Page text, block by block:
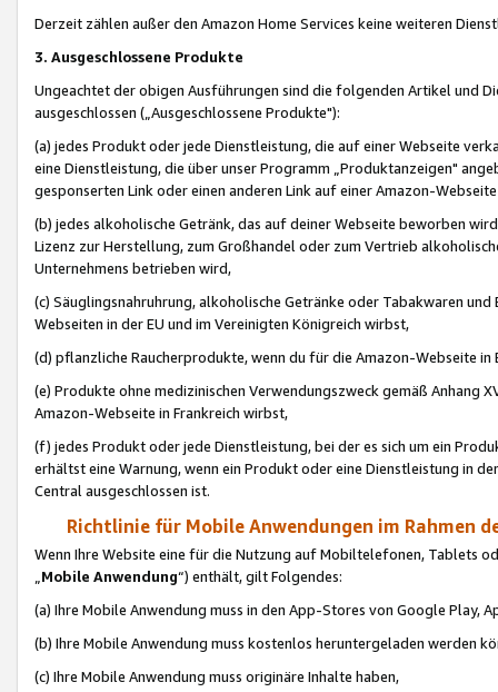
Derzeit zählen außer den Amazon Home Services keine weiteren
3. Ausgeschlossene Produkte
Ungeachtet der obigen Ausführungen sind die folgenden Artikel und
ausgeschlossen („Ausgeschlossene Produkte"):
(a) jedes Produkt oder jede Dienstleistung, die auf einer Webseite
eine Dienstleistung, die über unser Programm „Produktanzeigen"
gesponserten Link oder einen anderen Link auf einer Amazon-
(b) jedes alkoholische Getränk, das auf deiner Webseite beworben
Lizenz zur Herstellung, zum Großhandel oder zum Vertrieb
Unternehmens betrieben wird,
(c) Säuglingsnahruhrung, alkoholische Getränke oder Tabakwaren
Webseiten in der EU und im Vereinigten Königreich wirbst,
(d) pflanzliche Raucherprodukte, wenn du für die Amazon-Webseite in
(e) Produkte ohne medizinischen Verwendungszweck gemäß Anhang
Amazon-Webseite in Frankreich wirbst,
(f) jedes Produkt oder jede Dienstleistung, bei der es sich um ein
erhältst eine Warnung, wenn ein Produkt oder eine Dienstleistung in
Central ausgeschlossen ist.
Richtlinie für Mobile Anwendungen im Rahmen
Wenn Ihre Website eine für die Nutzung auf Mobiltelefonen, Tablets
„Mobile Anwendung“) enthält, gilt Folgendes:
(a) Ihre Mobile Anwendung muss in den App-Stores von Google Play,
(b) Ihre Mobile Anwendung muss kostenlos heruntergeladen werden
(c) Ihre Mobile Anwendung muss originäre Inhalte haben,